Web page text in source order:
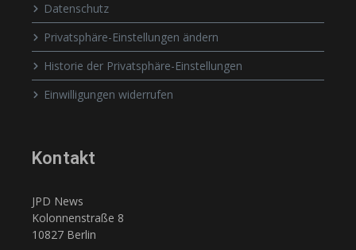
Datenschutz
Privatsphäre-Einstellungen ändern
Historie der Privatsphäre-Einstellungen
Einwilligungen widerrufen
Kontakt
JPD News
Kolonnenstraße 8
10827 Berlin